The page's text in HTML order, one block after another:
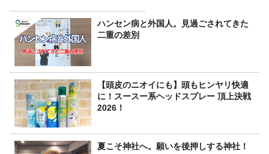
ハンセン病と外国人。見過ごされてきた
二重の差別
【頭皮のニオイにも】頭もヒンヤリ快適
に！スースー系ヘッドスプレー 頂上決戦
2026！
夏こそ神社へ。願いを後押しする神社！